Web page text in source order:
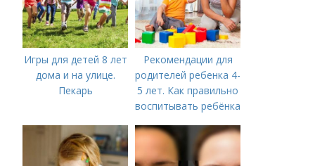
Игры для детей 8 лет
дома и на улице.
Пекарь
Рекомендации для
родителей ребенка 4-
5 лет. Как правильно
воспитывать ребёнка